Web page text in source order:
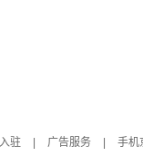
驻 广告服务 手机